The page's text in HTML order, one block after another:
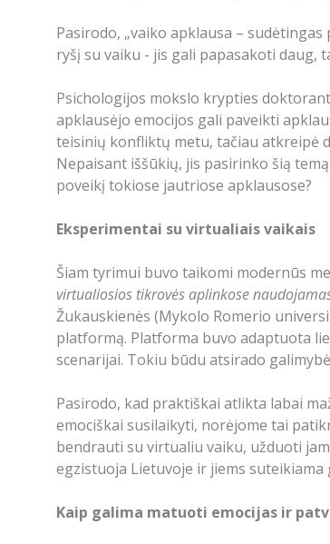
Pasirodo, „vaiko apklausa –
ryšį su vaiku - jis gali papasakoti daug,
Psichologijos mokslo krypties
apklausėjo emocijos gali paveikti
teisinių konfliktų metu, tačiau atkreipė
Nepaisant iššūkių, jis pasirinko šią
poveikį tokiose jautriose apklausose?
Eksperimentai su virtualiais vaikais
Šiam tyrimui buvo taikomi modernūs
virtualiosios tikrovės aplinkose
Žukauskienės (Mykolo Romerio
platformą. Platforma buvo adaptuota
scenarijai. Tokiu būdu atsirado
Pasirodo, kad praktiškai atlikta labai
emociškai susilaikyti, norėjome tai
bendrauti su virtualiu vaiku, užduoti
egzistuoja Lietuvoje ir jiems
Kaip galima matuoti emocijas ir